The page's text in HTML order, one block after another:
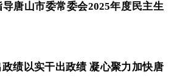
唐山市委常委会2025年度民主生
绩以实干出政绩 凝心聚力加快唐